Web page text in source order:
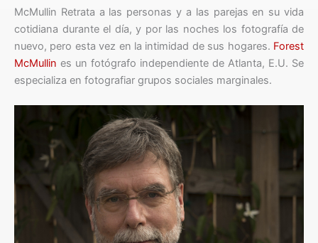
McMullin Retrata a las personas y a las parejas en su vida
cotidiana durante el día, y por las noches los fotografía de
nuevo, pero esta vez en la intimidad de sus hogares. Forest
McMullin es un fotógrafo independiente de Atlanta, E.U. Se
especializa en fotografiar grupos sociales marginales.